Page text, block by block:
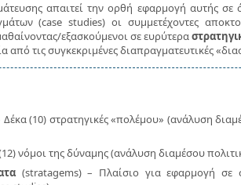
απαιτεί την ορθή εφαρμογή αυτής σε
(case studies) οι συμμετέχοντες
εξασκούμενοι σε ευρύτερα
τις συγκεκριμένες διαπραγματευτικές
Δέκα (10) στρατηγικές «πολέμου» (ανάλυση
νόμοι της δύναμης (ανάλυση διαμέσου
(stratagems) – Πλαίσιο για εφαρμογή σε